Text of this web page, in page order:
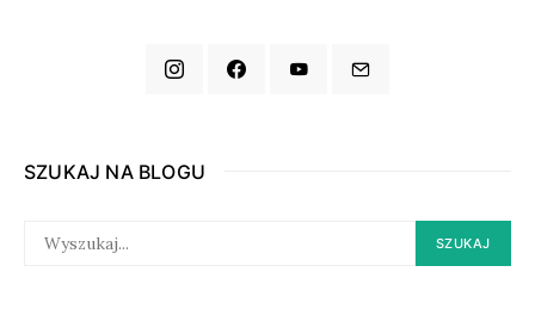
SZUKAJ NA BLOGU
FOR:
SZUKAJ